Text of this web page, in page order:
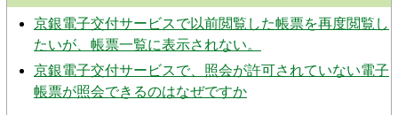
京銀電子交付サービスで以前閲覧した帳票を再度閲覧し
たいが、帳票一覧に表示されない。
京銀電子交付サービスで、照会が許可されていない電子
帳票が照会できるのはなぜですか